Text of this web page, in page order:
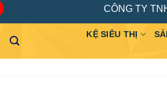
CÔNG TY
KỆ SIÊU THỊ